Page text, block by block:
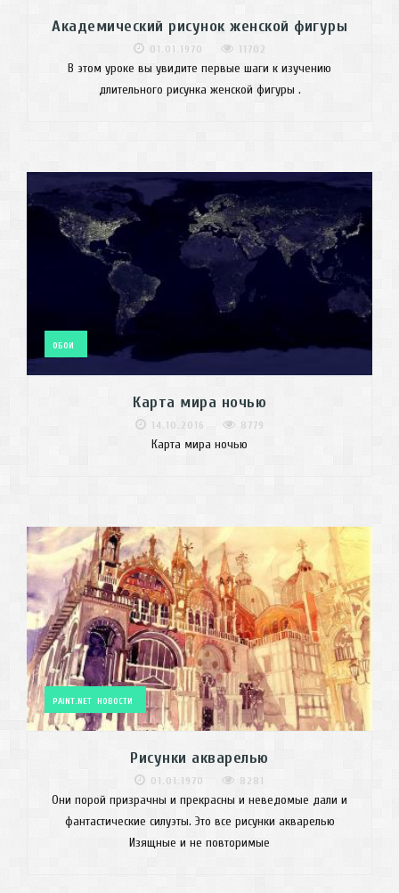
Академический рисунок женской фигуры
01.01.1970 11702
В этом уроке вы увидите первые шаги к изучению
длительного рисунка женской фигуры .
ОБОИ
Карта мира ночью
14.10.2016 8779
Карта мира ночью
PAINT.NET НОВОСТИ
Рисунки акварелью
01.01.1970 8281
Они порой призрачны и прекрасны и неведомые дали и
фантастические силуэты. Это все рисунки акварелью
Изящные и не повторимые